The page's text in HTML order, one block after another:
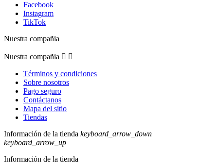
Facebook
Instagram
TikTok
Nuestra compañia
Nuestra compañia  
Términos y condiciones
Sobre nosotros
Pago seguro
Contáctanos
Mapa del sitio
Tiendas
Información de la tienda keyboard_arrow_down
keyboard_arrow_up
Información de la tienda